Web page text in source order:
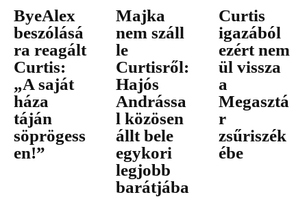
ByeAlex
beszólásá
ra reagált
Curtis:
„A saját
háza
táján
söprögess
en!”
Majka
nem száll
le
Curtisről:
Hajós
Andrássa
l közösen
állt bele
egykori
legjobb
barátjába
Curtis
igazából
ezért nem
ül vissza
a
Megasztá
r
zsűriszék
ébe